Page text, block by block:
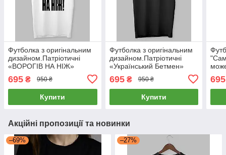
Футболка з оригінальним
дизайном.Патріотичні
«ВОРОГІВ НА НІЖ»
695 ₴ 950 ₴
Купити
Футболка з оригінальним
дизайном.Патріотичні
«Український Бетмен»
695₴ 950 ₴
Купити
695
Акційні пропозиції та новинки
–69% –27%